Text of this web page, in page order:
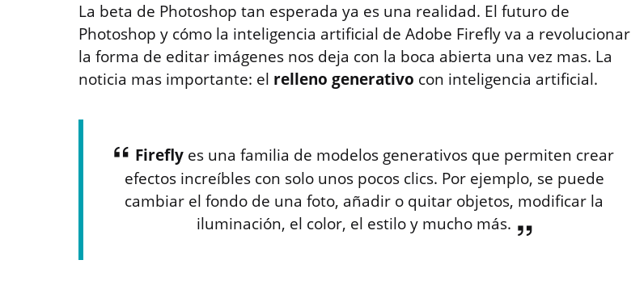
La beta de Photoshop tan esperada ya es una realidad. El futuro de
Photoshop y cómo la inteligencia artificial de Adobe Firefly va a revolucionar
la forma de editar imágenes nos deja con la boca abierta una vez mas. La
noticia mas importante: el relleno generativo con inteligencia artificial.
Firefly es una familia de modelos generativos que permiten crear
efectos increíbles con solo unos pocos clics. Por ejemplo, se puede
cambiar el fondo de una foto, añadir o quitar objetos, modificar la
iluminación, el color, el estilo y mucho más.